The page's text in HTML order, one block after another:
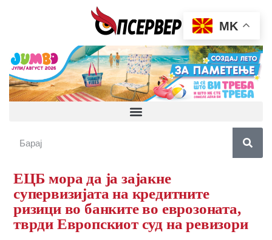
ЕЦБ мора да ја зајакне
супервизијата на кредитните
ризици во банките во еврозоната,
тврди Европскиот суд на ревизори
MK